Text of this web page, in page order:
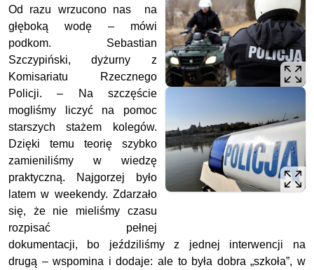
Od razu wrzucono nas na
głęboką wodę – mówi
podkom. Sebastian
Szczypiński, dyżurny z
Komisariatu Rzecznego
Policji. – Na szczęście
mogliśmy liczyć na pomoc
starszych stażem kolegów.
Dzięki temu teorię szybko
zamieniliśmy w wiedzę
praktyczną. Najgorzej było
latem w weekendy. Zdarzało
się, że nie mieliśmy czasu
rozpisać pełnej
dokumentacji, bo jeździliśmy z jednej interwencji na
drugą – wspomina i dodaje: ale to była dobra „szkoła”, w